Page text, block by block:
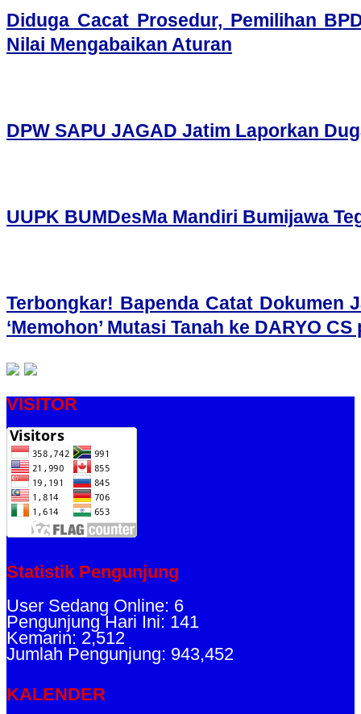
Diduga Cacat Prosedur, Pemilihan
Nilai Mengabaikan Aturan
DPW SAPU JAGAD Jatim Laporkan
UUPK BUMDesMa Mandiri Bumijawa
​Terbongkar! Bapenda Catat Dokumen
‘Memohon’ Mutasi Tanah ke DARYO
VISITOR
Statistik Pengunjung
User Sedang Online: 6
Pengunjung Hari Ini: 141
Kemarin: 2,512
Jumlah Pengunjung: 943,452
KALENDER